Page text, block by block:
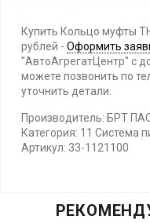
Купить Кольцо муфты
рублей - Оформить
"АвтоАгрегатЦентр" с
можете позвонить по
уточнить детали.
Производитель: БРТ
Категория: 11 Система
Артикул: 33-1121100